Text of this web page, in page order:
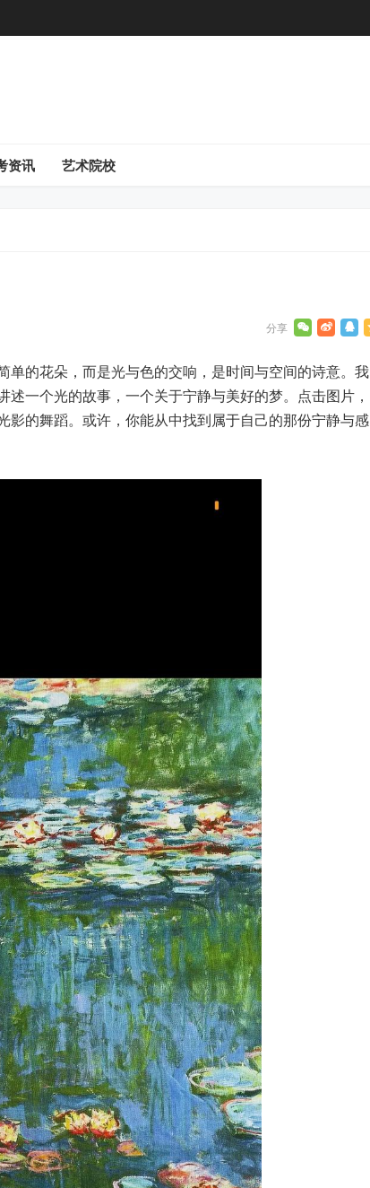
资讯 艺术院校
的花朵，而是光与色的交响，是时间与空间的诗意。我
一个光的故事，一个关于宁静与美好的梦。点击图片，
的舞蹈。或许，你能从中找到属于自己的那份宁静与感